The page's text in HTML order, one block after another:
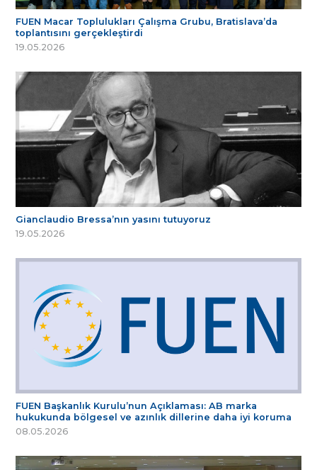
FUEN Macar Toplulukları Çalışma Grubu, Bratislava’da
toplantısını gerçekleştirdi
19.05.2026
Gianclaudio Bressa’nın yasını tutuyoruz
19.05.2026
FUEN Başkanlık Kurulu’nun Açıklaması: AB marka
hukukunda bölgesel ve azınlık dillerine daha iyi koruma
08.05.2026